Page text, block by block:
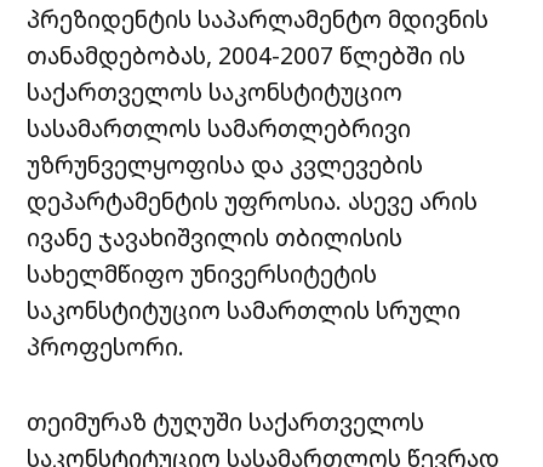
პრეზიდენტის საპარლამენტო მდივნის
თანამდებობას, 2004-2007 წლებში ის
საქართველოს საკონსტიტუციო
სასამართლოს სამართლებრივი
უზრუნველყოფისა და კვლევების
დეპარტამენტის უფროსია. ასევე არის
ივანე ჯავახიშვილის თბილისის
სახელმწიფო უნივერსიტეტის
საკონსტიტუციო სამართლის სრული
პროფესორი.
თეიმურაზ ტუღუში საქართველოს
საკონსტიტუციო სასამართლოს წევრად